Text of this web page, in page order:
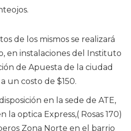
de los mismos se realizará
en instalaciones del Instituto
de Apuesta de la ciudad
un costo de $150.
en la sede de ATE,
la optica Express,( Rosas 170)
Zona Norte en el barrio